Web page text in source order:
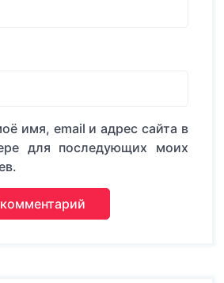
имя, email и адрес сайта в
для последующих моих